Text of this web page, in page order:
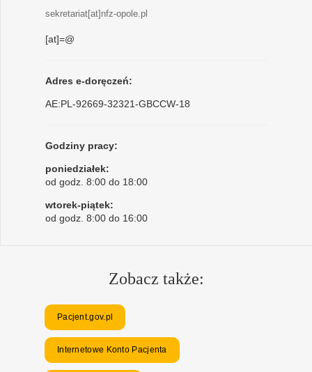
sekretariat[at]nfz-opole.pl
[at]=@
Adres e-doręczeń:
AE:PL-92669-32321-GBCCW-18
Godziny pracy:
poniedziałek:
od godz. 8:00 do 18:00
wtorek-piątek:
od godz. 8:00 do 16:00
Zobacz także:
Pacjent.gov.pl
Internetowe Konto Pacjenta